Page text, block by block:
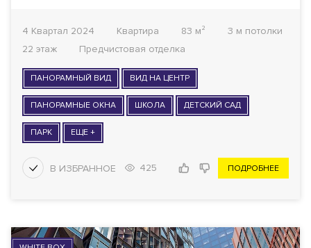
4 Квартал 2024 Квартира 83 м²
3 м потолки
22 этаж
Предчистовая отделка
ПАНОРАМНЫЙ ВИД ВИД НА ЦЕНТР
ПАНОРАМНЫЕ ОКНА ШКОЛА ДЕТСКИЙ САД
ПАРК ЕЩЕ +
425 ПОДРОБНЕЕ